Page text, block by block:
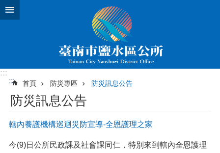
跳到主要內容區塊
:::
:::
首頁 防災專區 防災訊息公告
防災訊息公告
轄內養護機構巡迴災防宣導-全恩護理之家
今(9)日公所民政課及社會課同仁，特別來到轄內全恩護理